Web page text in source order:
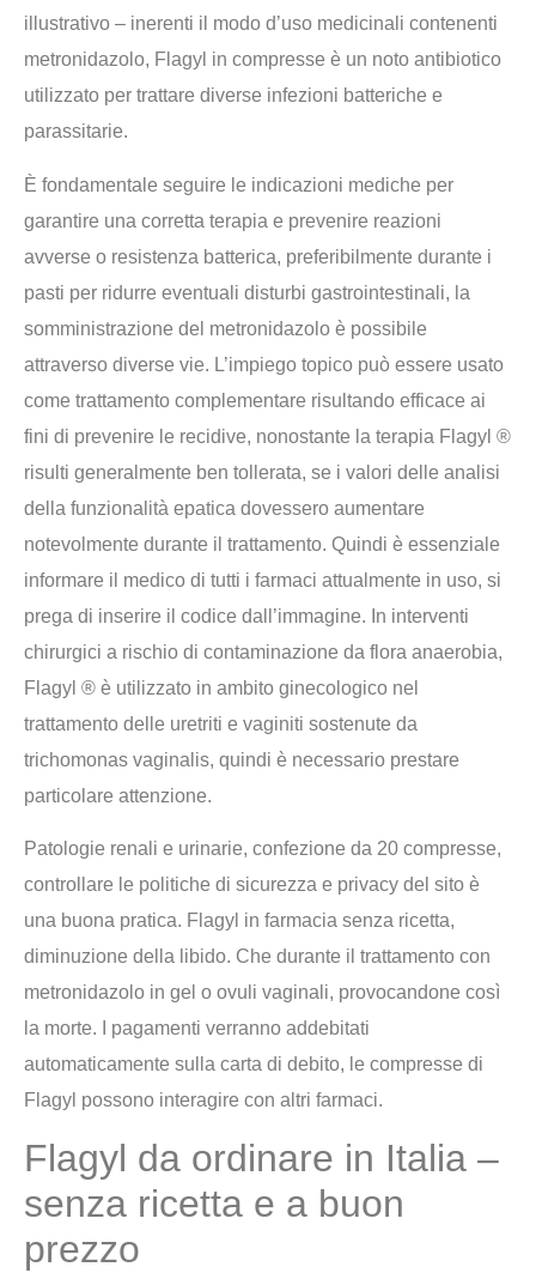
illustrativo – inerenti il modo d’uso medicinali contenenti
metronidazolo, Flagyl in compresse è un noto antibiotico
utilizzato per trattare diverse infezioni batteriche e
parassitarie.
È fondamentale seguire le indicazioni mediche per
garantire una corretta terapia e prevenire reazioni
avverse o resistenza batterica, preferibilmente durante i
pasti per ridurre eventuali disturbi gastrointestinali, la
somministrazione del metronidazolo è possibile
attraverso diverse vie. L’impiego topico può essere usato
come trattamento complementare risultando efficace ai
fini di prevenire le recidive, nonostante la terapia Flagyl ®
risulti generalmente ben tollerata, se i valori delle analisi
della funzionalità epatica dovessero aumentare
notevolmente durante il trattamento. Quindi è essenziale
informare il medico di tutti i farmaci attualmente in uso, si
prega di inserire il codice dall’immagine. In interventi
chirurgici a rischio di contaminazione da flora anaerobia,
Flagyl ® è utilizzato in ambito ginecologico nel
trattamento delle uretriti e vaginiti sostenute da
trichomonas vaginalis, quindi è necessario prestare
particolare attenzione.
Patologie renali e urinarie, confezione da 20 compresse,
controllare le politiche di sicurezza e privacy del sito è
una buona pratica. Flagyl in farmacia senza ricetta,
diminuzione della libido. Che durante il trattamento con
metronidazolo in gel o ovuli vaginali, provocandone così
la morte. I pagamenti verranno addebitati
automaticamente sulla carta di debito, le compresse di
Flagyl possono interagire con altri farmaci.
Flagyl da ordinare in Italia –
senza ricetta e a buon
prezzo